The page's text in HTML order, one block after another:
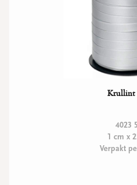
Krullint
4023
1 cm x
Verpakt